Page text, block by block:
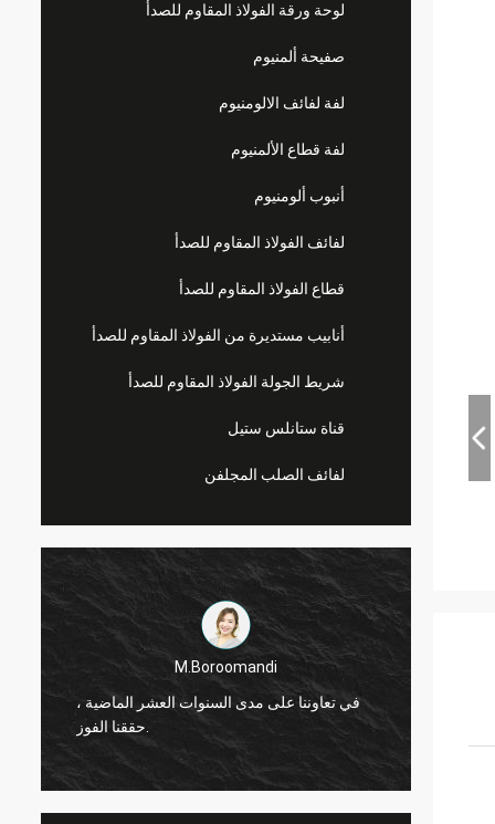
لوحة ورقة الفولاذ المقاوم للصدأ
صفيحة ألمنيوم
لفة لفائف الالومنيوم
لفة قطاع الألمنيوم
أنبوب ألومنيوم
لفائف الفولاذ المقاوم للصدأ
قطاع الفولاذ المقاوم للصدأ
أنابيب مستديرة من الفولاذ المقاوم للصدأ
شريط الجولة الفولاذ المقاوم للصدأ
قناة ستانلس ستيل
لفائف الصلب المجلفن
M.Boroomandi
في تعاوننا على مدى السنوات العشر الماضية ،